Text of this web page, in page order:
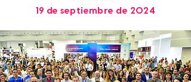
19 de septiembre de 2024